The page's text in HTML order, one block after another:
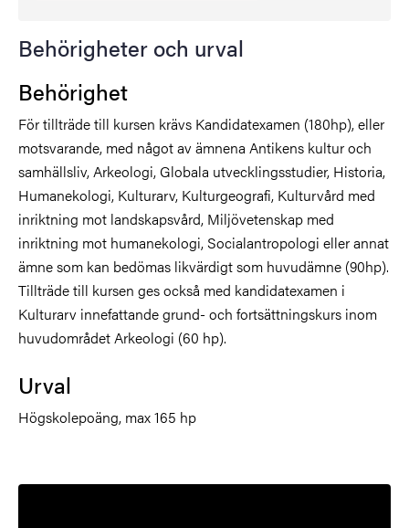
Behörigheter och urval
Behörighet
För tillträde till kursen krävs Kandidatexamen (180hp), eller
motsvarande, med något av ämnena Antikens kultur och
samhällsliv, Arkeologi, Globala utvecklingsstudier, Historia,
Humanekologi, Kulturarv, Kulturgeografi, Kulturvård med
inriktning mot landskapsvård, Miljövetenskap med
inriktning mot humanekologi, Socialantropologi eller annat
ämne som kan bedömas likvärdigt som huvudämne (90hp).
Tillträde till kursen ges också med kandidatexamen i
Kulturarv innefattande grund- och fortsättningskurs inom
huvudområdet Arkeologi (60 hp).
Urval
Högskolepoäng, max 165 hp